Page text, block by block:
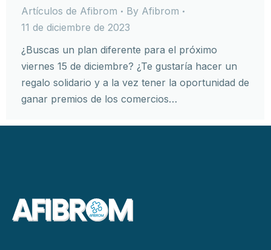
Artículos de Afibrom By Afibrom
11 de diciembre de 2023
¿Buscas un plan diferente para el próximo
viernes 15 de diciembre? ¿Te gustaría hacer un
regalo solidario y a la vez tener la oportunidad de
ganar premios de los comercios…